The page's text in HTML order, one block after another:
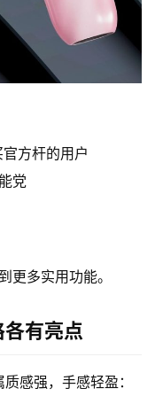
方杆的用户
党
更多实用功能。
有亮点
感强，手感轻盈：